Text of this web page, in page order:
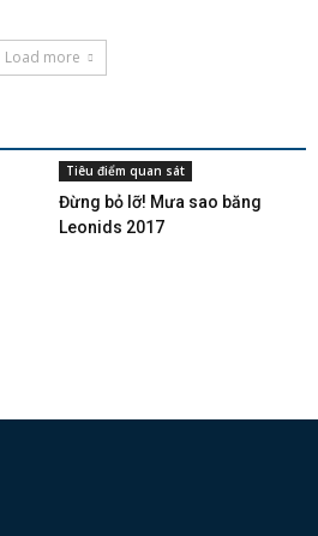
Load more
Tiêu điểm quan sát
Đừng bỏ lỡ! Mưa sao băng
Leonids 2017